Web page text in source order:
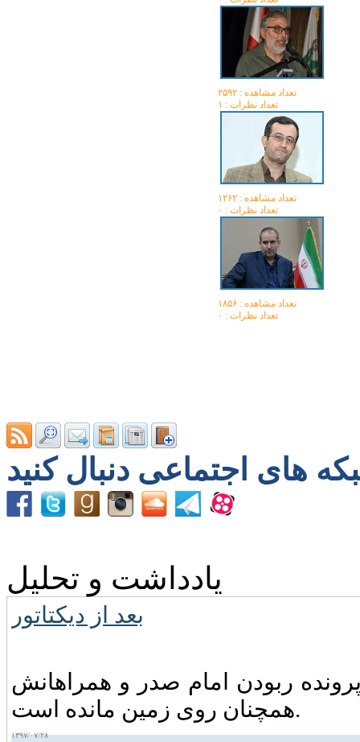
تعداد مشاهده :‌ ۲۵۹۲
تعداد نظرات : ۱
تعداد مشاهده :‌ ۱۲۶۲
تعداد نظرات : ۰
تعداد مشاهده :‌ ۱۸۵۶
تعداد نظرات : ۰
یادداشت و تحلیل
بعد از دیکتاتور
ربودن امام صدر و همراهانش
همچنان روی زمین مانده است.
۱۳۹۷/۰۷/۲۸